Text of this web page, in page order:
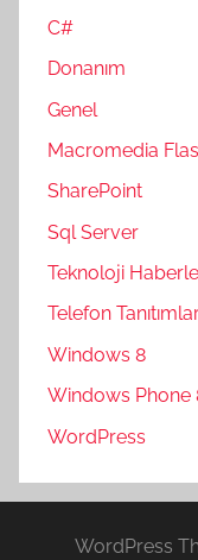
C#
Donanım
Genel
Macromedia
SharePoint
Sql Server
Teknoloji
Telefon
Windows 8
Windows Phone
WordPress
WordPress